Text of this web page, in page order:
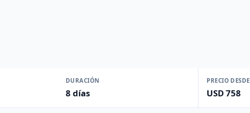
DURACIÓN
8 días
PRECIO DESDE
USD 758